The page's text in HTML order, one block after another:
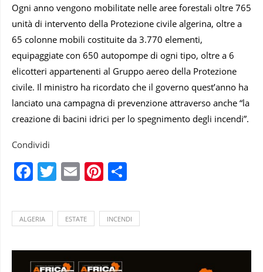
Ogni anno vengono mobilitate nelle aree forestali oltre 765
unità di intervento della Protezione civile algerina, oltre a
65 colonne mobili costituite da 3.770 elementi,
equipaggiate con 650 autopompe di ogni tipo, oltre a 6
elicotteri appartenenti al Gruppo aereo della Protezione
civile. Il ministro ha ricordato che il governo quest’anno ha
lanciato una campagna di prevenzione attraverso anche “la
creazione di bacini idrici per lo spegnimento degli incendi”.
Condividi
Facebook
Twitter
EmailPinterest
ALGERIA ESTATE INCENDI